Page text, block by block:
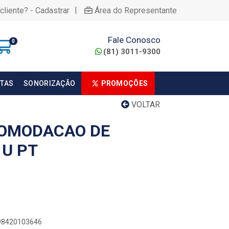
- Cadastrar | Área do Representante
0 Fale Conosco
(81) 3011-9300
SONORIZAÇÃO PROMOÇÕES
VOLTAR
DE
PT